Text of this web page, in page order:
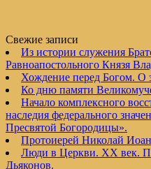
Свежие записи
Из истории служения
Равноапостольного Князя
Хождение перед Богом. О
Ко дню памяти
Начало комплексного
наследия федерального
Пресвятой Богородицы».
Протоиерей Николай
Люди в Церкви. XX век.
Дьяконов.